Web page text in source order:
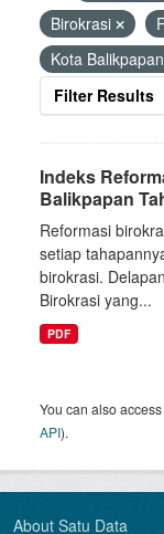
Birokrasi
Kota Balikpapan
Filter Results
Indeks
Balikpapan
Reformasi
setiap
birokrasi.
Birokrasi yang...
PDF
You can also
API).
About Satu Data